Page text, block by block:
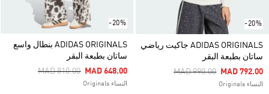
-20%
ADIDAS ORIGINALS جاكيت رياضي
ساتان بطبعة البقر
Price Reduced From
MAD 990.00ToMAD 792.00
النساء Originals
-20%
ADIDAS ORIGINALS بنطال واسع
ساتان بطبعة البقر
Price Reduced From
MAD 810.00ToMAD 648.00
النساء Originals